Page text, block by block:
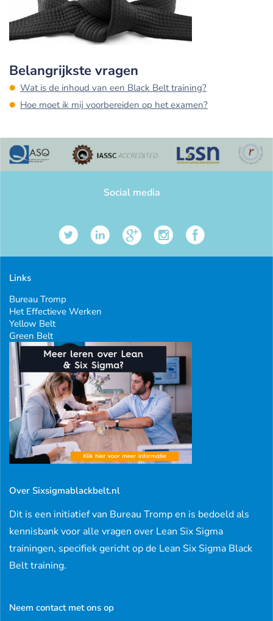
Belangrijkste vragen
Wat is de inhoud van een Black Belt training?
Hoe moet ik mij voorbereiden op het examen?
Social media
Links
Bureau Tromp
Het Effectieve Werken
Yellow Belt
Green Belt
Over Sixsigmablackbelt.nl
Dit is een initiatief van Bureau Tromp en is bedoeld als
kennisbank voor alle vragen over Lean Six Sigma
trainingen, specifiek gericht op de Lean Six Sigma Black
Belt training.
Neem contact met ons op